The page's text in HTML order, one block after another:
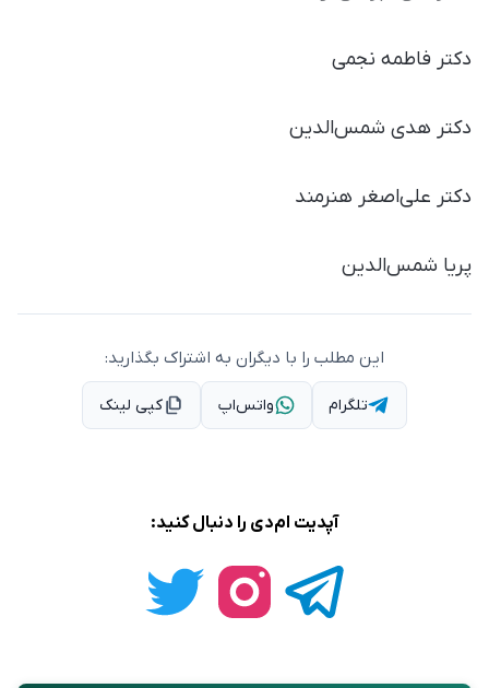
دکتر فاطمه نجمی
دکتر هدی شمس‌الدین
دکتر علی‌اصغر هنرمند
پریا شمس‌الدین
این مطلب را با دیگران به اشتراک بگذارید:
تلگرام واتس‌اپ کپی لینک
آپدیت ام‌دی را دنبال کنید: